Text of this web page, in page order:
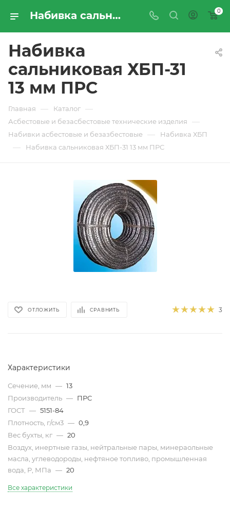
Набивка сальниковая ХБП-31 13 мм ПРС - купить по цене производителя с доставкой по Москве и России | ПРОМРЕСУРССЕРВИС 0
Набивка
сальниковая ХБП-31
13 мм ПРС
Главная — Каталог —
Асбестовые и безасбестовые технические изделия —
Набивки асбестовые и безазбестовые — Набивка ХБП
— Набивка сальниковая ХБП-31 13 мм ПРС
ОТЛОЖИТЬ СРАВНИТЬ 3
Характеристики
Сечение, мм — 13
Производитель — ПРС
ГОСТ — 5151-84
Плотность, г/см3 — 0,9
Вес бухты, кг — 20
Воздух, инертные газы, нейтральные пары, минераольные
масла, углеводороды, нефтяное топливо, промышленная
вода, Р, МПа — 20
Все характеристики